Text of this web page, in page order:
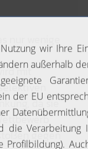
nur wenige
mit
da sie
gegen